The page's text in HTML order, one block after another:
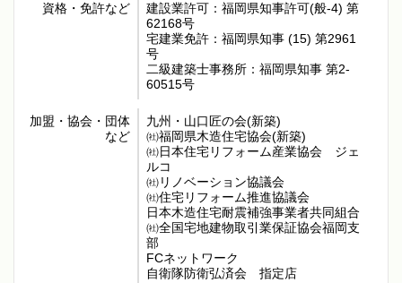
資格・免許など
建設業許可：福岡県知事許可(般-4) 第
62168号
宅建業免許：福岡県知事 (15) 第2961
号
二級建築士事務所：福岡県知事 第2-
60515号
加盟・協会・団体
など
九州・山口匠の会(新築)
㈳福岡県木造住宅協会(新築)
㈳日本住宅リフォーム産業協会 ジェ
ルコ
㈳リノベーション協議会
㈳住宅リフォーム推進協議会
日本木造住宅耐震補強事業者共同組合
㈳全国宅地建物取引業保証協会福岡支
部
FCネットワーク
自衛隊防衛弘済会 指定店